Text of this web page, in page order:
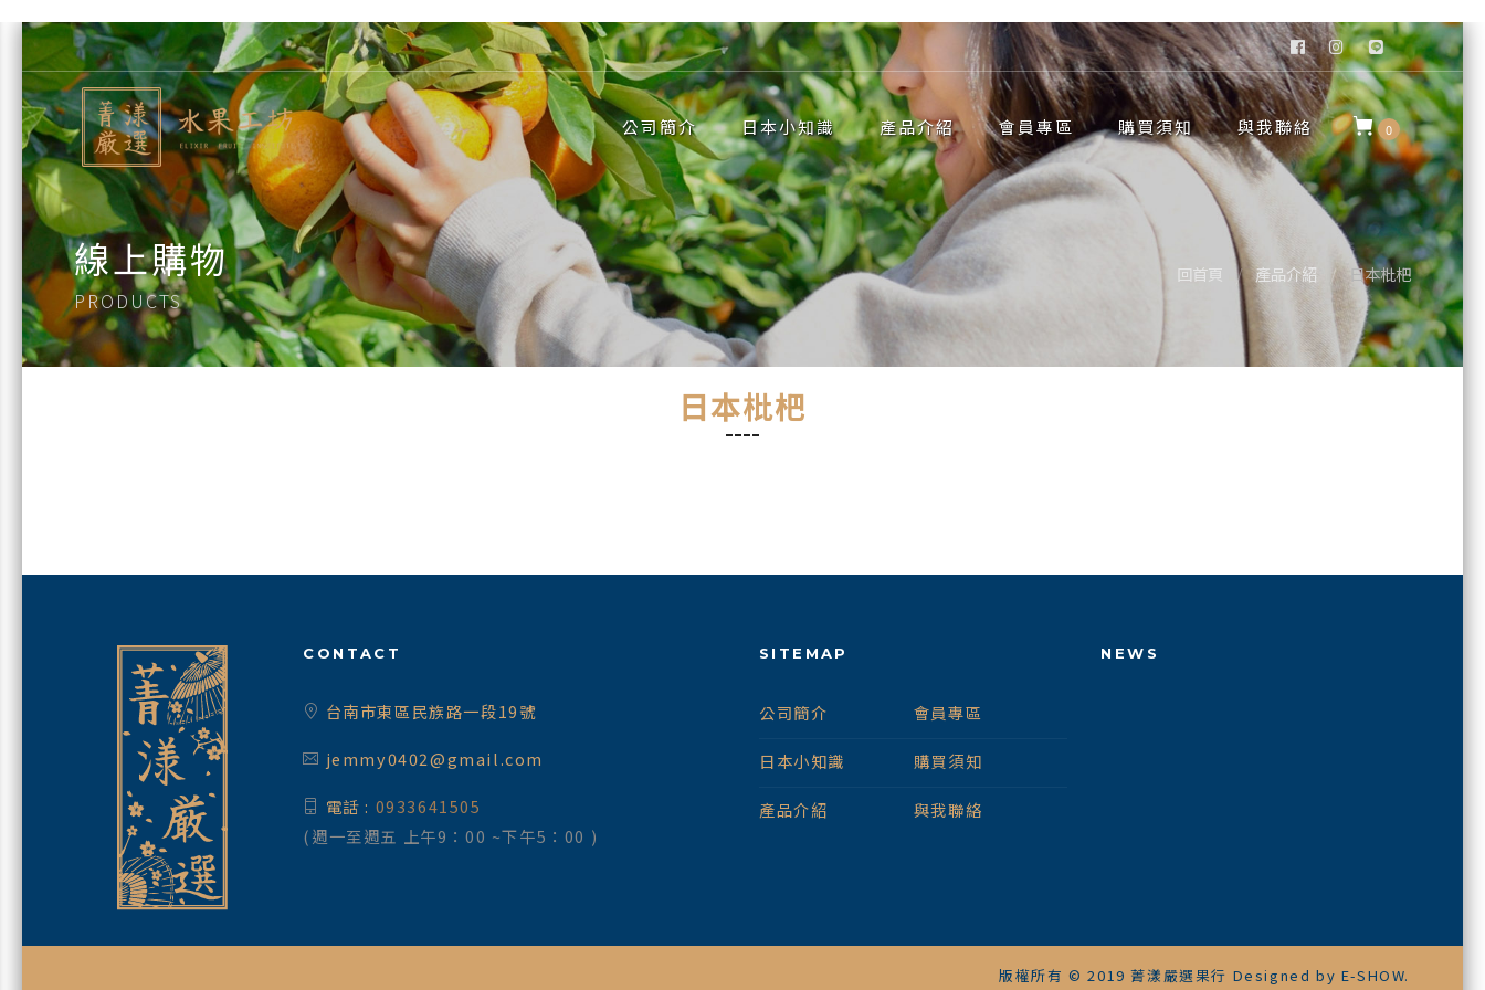
公司簡介 日本小知識 產品介紹 會員專區 購買須知 與我聯絡 0
線上購物
PRODUCTS
回首頁 產品介紹 日本枇杷
日本枇杷
CONTACT
台南市東區民族路一段19號
jemmy0402@gmail.com
電話 : 0933641505
(週一至週五 上午9：00 ~下午5：00 )
SITEMAP
公司簡介
日本小知識
產品介紹
會員專區
購買須知
與我聯絡
NEWS
版權所有 © 2019 菁漾嚴選果行 Designed by E-SHOW.